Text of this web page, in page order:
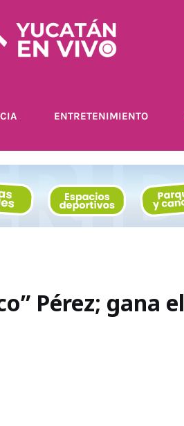
ENTRETENIMIENTO
Pérez; gana el